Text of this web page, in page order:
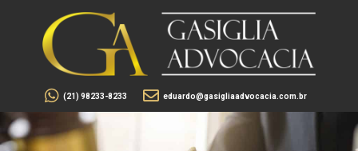
(21) 98233-8233 eduardo@gasigliaadvocacia.com.br